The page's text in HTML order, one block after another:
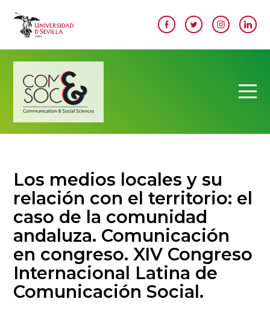
Image
Los medios locales y su
relación con el territorio: el
caso de la comunidad
andaluza. Comunicación
en congreso. XIV Congreso
Internacional Latina de
Comunicación Social.